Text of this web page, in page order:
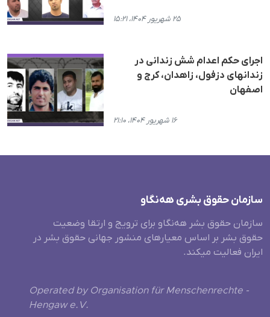
۲۵ شهریور ۱۴۰۴، ۱۵:۲۱
اجرای حکم اعدام شش زندانی در
زندانهای دزفول، زاهدان، کرج و
اصفهان
۱۶ شهریور ۱۴۰۴، ۲۱:۱۰
سازمان حقوق بشری هەنگاو
سازمان حقوق بشر هه‌نگاو برای ترویج و ارتقا وضعیت
حقوق بشر بر اساس معیارهای منشور جهانی حقوق بشر در
ایران فعالیت میکند.
Operated by Organisation für Menschenrechte -
Hengaw e.V.